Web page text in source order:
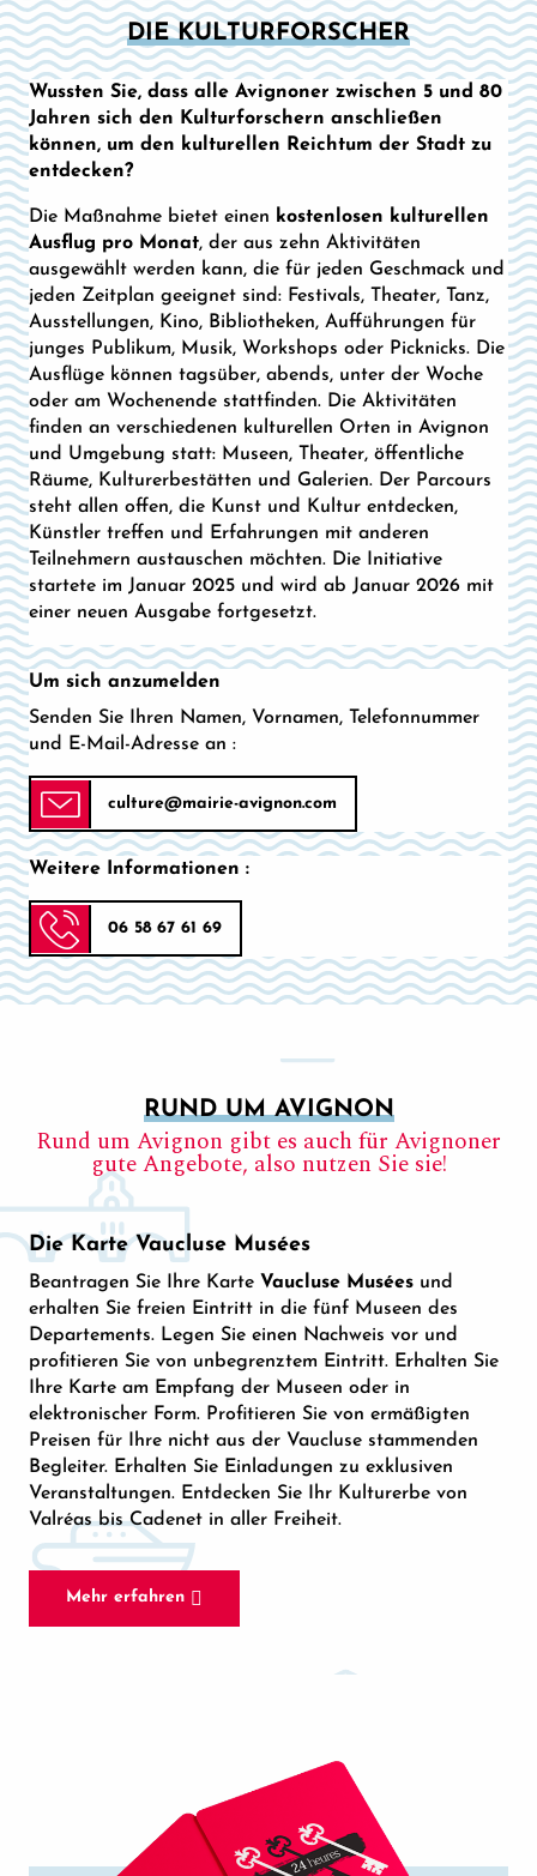
DIE KULTURFORSCHER
Wussten Sie, dass alle Avignoner zwischen 5 und 80
Jahren sich den Kulturforschern anschließen
können, um den kulturellen Reichtum der Stadt zu
entdecken?
Die Maßnahme bietet einen kostenlosen kulturellen
Ausflug pro Monat, der aus zehn Aktivitäten
ausgewählt werden kann, die für jeden Geschmack und
jeden Zeitplan geeignet sind: Festivals, Theater, Tanz,
Ausstellungen, Kino, Bibliotheken, Aufführungen für
junges Publikum, Musik, Workshops oder Picknicks. Die
Ausflüge können tagsüber, abends, unter der Woche
oder am Wochenende stattfinden. Die Aktivitäten
finden an verschiedenen kulturellen Orten in Avignon
und Umgebung statt: Museen, Theater, öffentliche
Räume, Kulturerbestätten und Galerien. Der Parcours
steht allen offen, die Kunst und Kultur entdecken,
Künstler treffen und Erfahrungen mit anderen
Teilnehmern austauschen möchten. Die Initiative
startete im Januar 2025 und wird ab Januar 2026 mit
einer neuen Ausgabe fortgesetzt.
Um sich anzumelden
Senden Sie Ihren Namen, Vornamen, Telefonnummer
und E-Mail-Adresse an :
culture@mairie-avignon.com
Weitere Informationen :
06 58 67 61 69
RUND UM AVIGNON
Rund um Avignon gibt es auch für Avignoner
gute Angebote, also nutzen Sie sie!
Die Karte Vaucluse Musées
Beantragen Sie Ihre Karte Vaucluse Musées und
erhalten Sie freien Eintritt in die fünf Museen des
Departements. Legen Sie einen Nachweis vor und
profitieren Sie von unbegrenztem Eintritt. Erhalten Sie
Ihre Karte am Empfang der Museen oder in
elektronischer Form. Profitieren Sie von ermäßigten
Preisen für Ihre nicht aus der Vaucluse stammenden
Begleiter. Erhalten Sie Einladungen zu exklusiven
Veranstaltungen. Entdecken Sie Ihr Kulturerbe von
Valréas bis Cadenet in aller Freiheit.
Mehr erfahren